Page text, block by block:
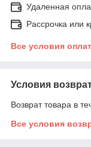
Удаленная
Рассрочка или
Все условия
Условия
Возврат товара в
Все условия